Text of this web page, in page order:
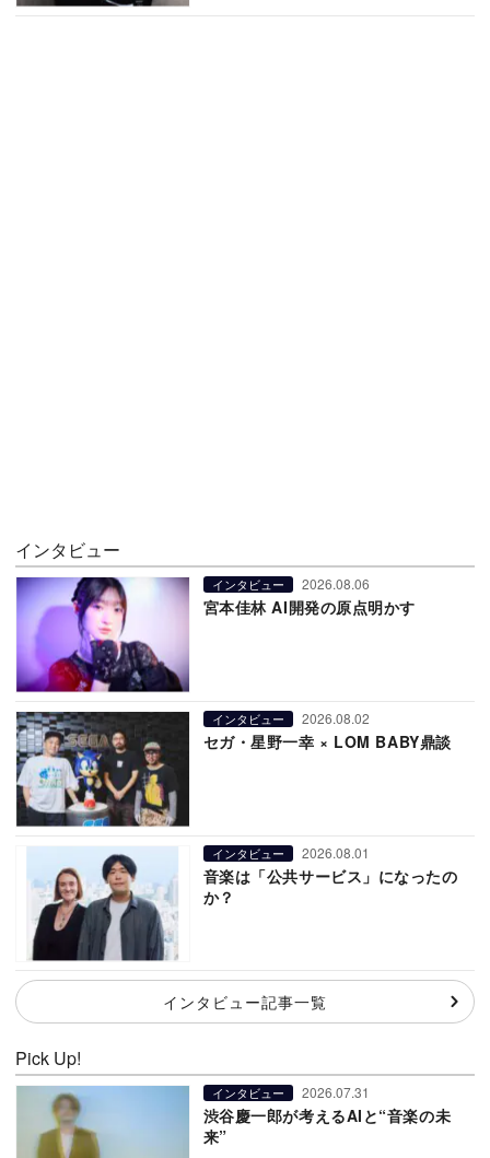
インタビュー
インタビュー 2026.08.06
宮本佳林 AI開発の原点明かす
インタビュー 2026.08.02
セガ・星野一幸 × LOM BABY鼎談
インタビュー 2026.08.01
音楽は「公共サービス」になったの
か？
インタビュー記事一覧
Pick Up!
インタビュー 2026.07.31
渋谷慶一郎が考えるAIと“音楽の未
来”